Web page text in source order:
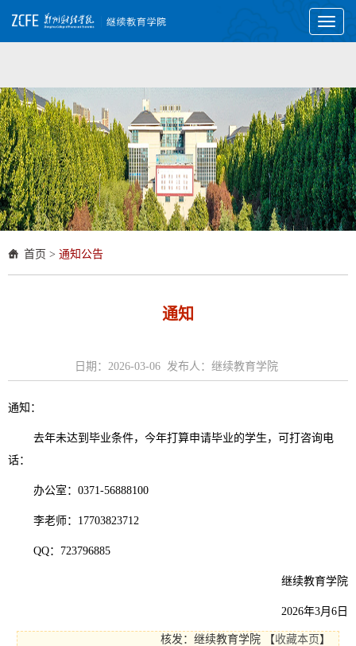
Toggle
首页 > 通知公告
通知
日期：2026-03-06 发布人：继续教育学院
通知：
去年未达到毕业条件，今年打算申请毕业的学生，可打咨询电
话：
办公室：0371-56888100
李老师：17703823712
QQ：723796885
继续教育学院
2026年3月6日
核发：继续教育学院 【收藏本页 】